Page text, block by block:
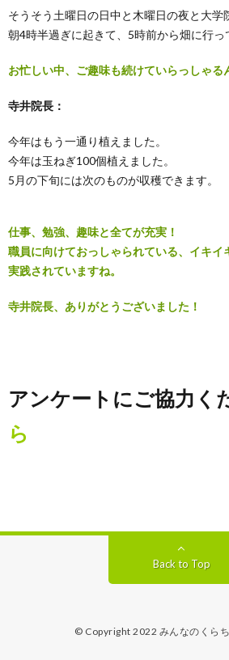
そうそう土曜日の日中と木曜日の夜と大学
朝4時半過ぎに起きて、5時前から畑に行っ
お忙しい中、ご趣味も続けていらっしゃる
寺井院長：
今年はもう一通り植えました。
今年は玉ねぎ100個植えました。
5月の下旬には次のものが収穫できます。
仕事、勉強、趣味と全てが充実！
職員に向けておっしゃられている、イキイ
実践されていますね。
寺井院長、ありがとうございました！
アンケートにご協力く
ら
Back to Top
© Copyright 2022 みんなのくら